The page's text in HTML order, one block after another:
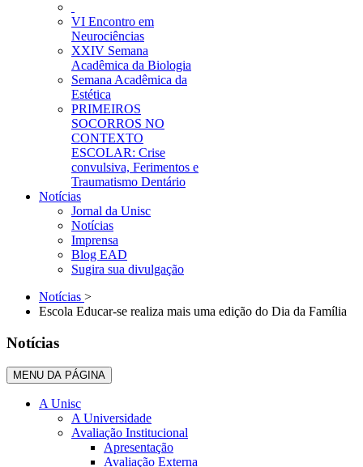
VI Encontro em
Neurociências
XXIV Semana
Acadêmica da Biologia
Semana Acadêmica da
Estética
PRIMEIROS
SOCORROS NO
CONTEXTO
ESCOLAR: Crise
convulsiva, Ferimentos e
Traumatismo Dentário
Notícias
Jornal da Unisc
Notícias
Imprensa
Blog EAD
Sugira sua divulgação
Notícias >
Escola Educar-se realiza mais uma edição do Dia da Família
Notícias
MENU DA PÁGINA
A Unisc
A Universidade
Avaliação Institucional
Apresentação
Avaliação Externa